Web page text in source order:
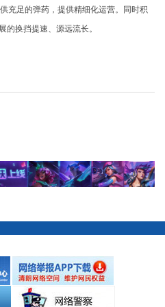
充足的弹药，提供精细化运营。同时积
的换挡提速、源远流长。